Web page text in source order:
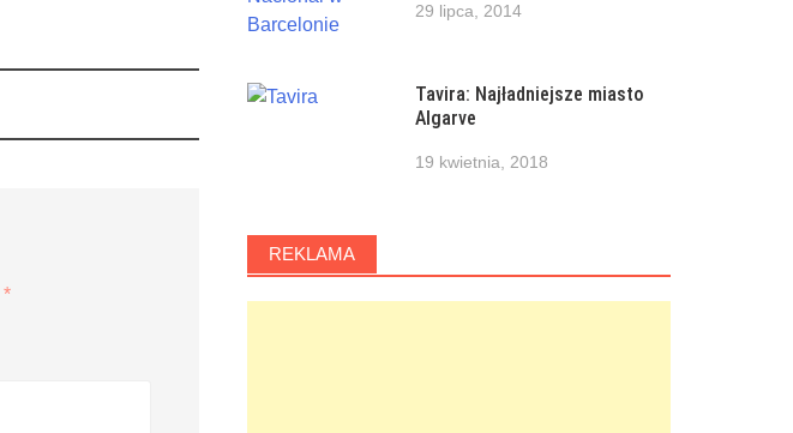
*
29 lipca, 2014
Tavira: Najładniejsze miasto
Algarve
19 kwietnia, 2018
REKLAMA